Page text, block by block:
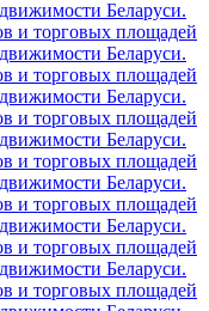
Беларуси.
и торговых площадей
Беларуси.
и торговых площадей
Беларуси.
и торговых площадей
Беларуси.
и торговых площадей
Беларуси.
и торговых площадей
Беларуси.
и торговых площадей
Беларуси.
и торговых площадей